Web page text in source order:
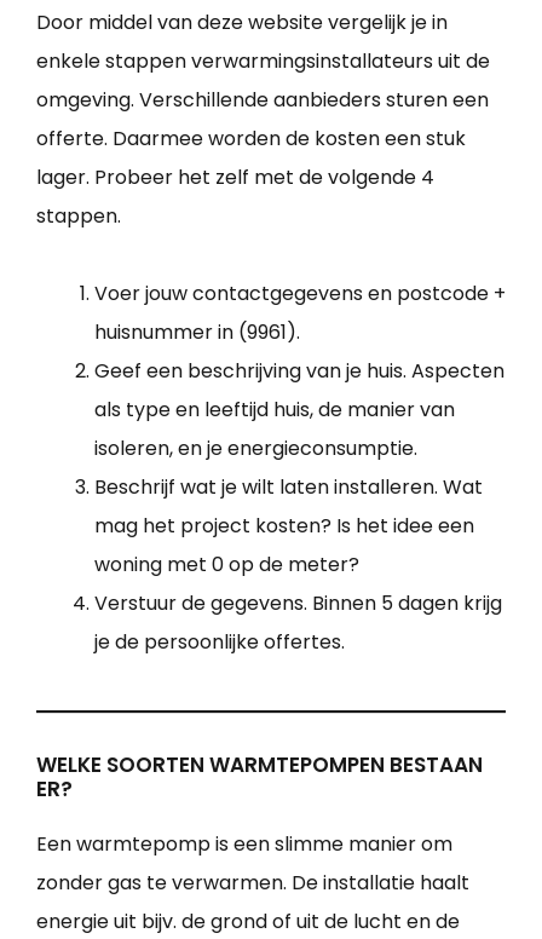
Door middel van deze website vergelijk je in
enkele stappen verwarmingsinstallateurs uit de
omgeving. Verschillende aanbieders sturen een
offerte. Daarmee worden de kosten een stuk
lager. Probeer het zelf met de volgende 4
stappen.
Voer jouw contactgegevens en postcode +
huisnummer in (9961).
Geef een beschrijving van je huis. Aspecten
als type en leeftijd huis, de manier van
isoleren, en je energieconsumptie.
Beschrijf wat je wilt laten installeren. Wat
mag het project kosten? Is het idee een
woning met 0 op de meter?
Verstuur de gegevens. Binnen 5 dagen krijg
je de persoonlijke offertes.
WELKE SOORTEN WARMTEPOMPEN BESTAAN
ER?
Een warmtepomp is een slimme manier om
zonder gas te verwarmen. De installatie haalt
energie uit bijv. de grond of uit de lucht en de